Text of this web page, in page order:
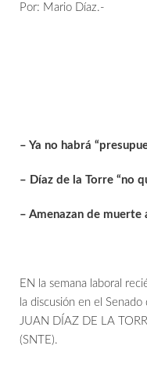
Por: Mario Díaz.-
– Ya no habrá
– Díaz de la Torre “no
– Amenazan de
EN la semana laboral
la discusión en el
JUAN DÍAZ DE LA
(SNTE).